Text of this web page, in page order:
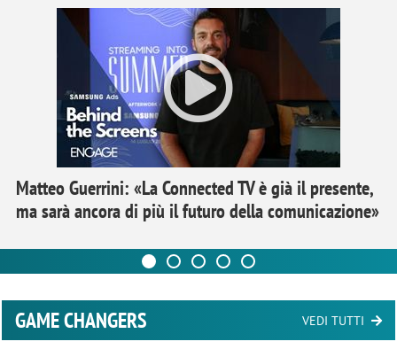
Matteo Guerrini: «La Connected TV è già il presente,
ma sarà ancora di più il futuro della comunicazione»
GAME CHANGERS VEDI TUTTI